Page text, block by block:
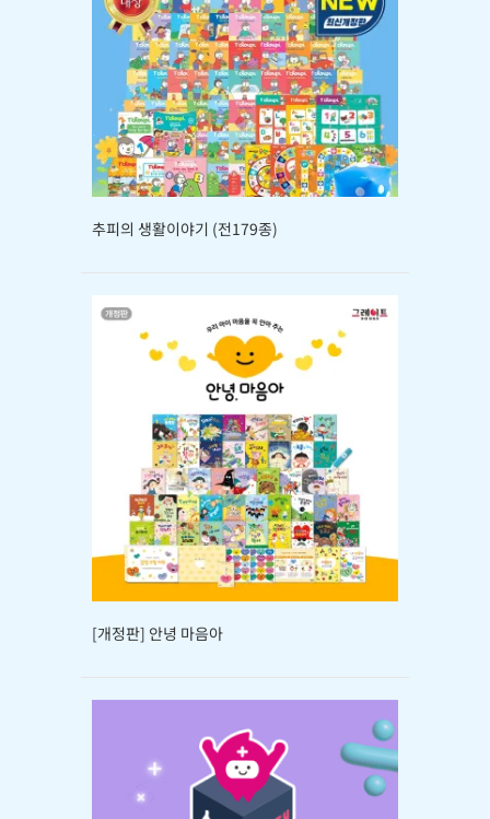
추피의 생활이야기 (전179종)
[개정판] 안녕 마음아